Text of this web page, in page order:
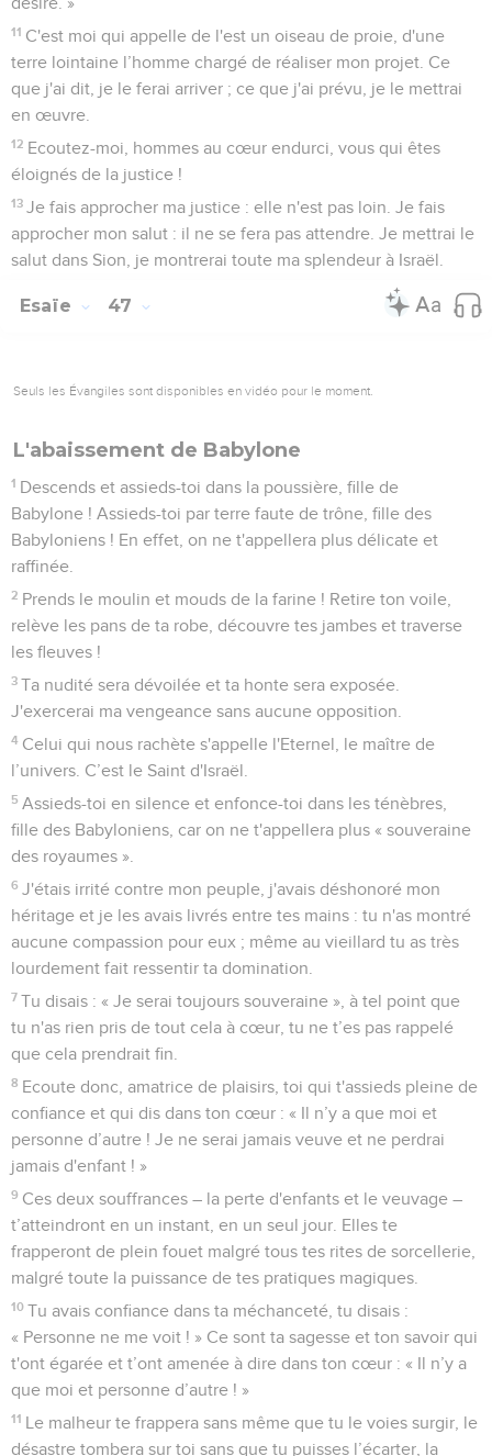
11 C'est moi qui appelle de l'est un oiseau de proie, d'une
terre lointaine l’homme chargé de réaliser mon projet. Ce
que j'ai dit, je le ferai arriver ; ce que j'ai prévu, je le mettrai
en œuvre.
12 Ecoutez-moi, hommes au cœur endurci, vous qui êtes
éloignés de la justice !
13 Je fais approcher ma justice : elle n'est pas loin. Je fais
approcher mon salut : il ne se fera pas attendre. Je mettrai le
salut dans Sion, je montrerai toute ma splendeur à Israël.
Esaïe 47
Seuls les Évangiles sont disponibles en vidéo pour le moment.
L'abaissement de Babylone
1 Descends et assieds-toi dans la poussière, fille de
Babylone ! Assieds-toi par terre faute de trône, fille des
Babyloniens ! En effet, on ne t'appellera plus délicate et
raffinée.
2 Prends le moulin et mouds de la farine ! Retire ton voile,
relève les pans de ta robe, découvre tes jambes et traverse
les fleuves !
3 Ta nudité sera dévoilée et ta honte sera exposée.
J'exercerai ma vengeance sans aucune opposition.
4 Celui qui nous rachète s'appelle l'Eternel, le maître de
l’univers. C’est le Saint d'Israël.
5 Assieds-toi en silence et enfonce-toi dans les ténèbres,
fille des Babyloniens, car on ne t'appellera plus « souveraine
des royaumes ».
6 J'étais irrité contre mon peuple, j'avais déshonoré mon
héritage et je les avais livrés entre tes mains : tu n'as montré
aucune compassion pour eux ; même au vieillard tu as très
lourdement fait ressentir ta domination.
7 Tu disais : « Je serai toujours souveraine », à tel point que
tu n'as rien pris de tout cela à cœur, tu ne t’es pas rappelé
que cela prendrait fin.
8 Ecoute donc, amatrice de plaisirs, toi qui t'assieds pleine de
confiance et qui dis dans ton cœur : « Il n’y a que moi et
personne d’autre ! Je ne serai jamais veuve et ne perdrai
jamais d'enfant ! »
9 Ces deux souffrances – la perte d'enfants et le veuvage –
t’atteindront en un instant, en un seul jour. Elles te
frapperont de plein fouet malgré tous tes rites de sorcellerie,
malgré toute la puissance de tes pratiques magiques.
10 Tu avais confiance dans ta méchanceté, tu disais :
« Personne ne me voit ! » Ce sont ta sagesse et ton savoir qui
t'ont égarée et t’ont amenée à dire dans ton cœur : « Il n’y a
que moi et personne d’autre ! »
11 Le malheur te frappera sans même que tu le voies surgir, le
désastre tombera sur toi sans que tu puisses l’écarter, la